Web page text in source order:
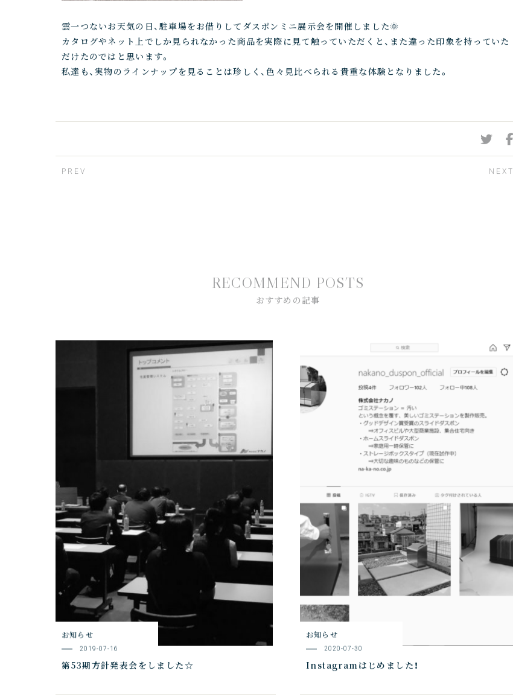
雲一つないお天気の日、駐車場をお借りしてダスポンミニ展示会を開催しました🌞
カタログやネット上でしか見られなかった商品を実際に見て触っていただくと、また違った印象を持っていた
だけたのではと思います。
私達も、実物のラインナップを見ることは珍しく、色々見比べられる貴重な体験となりました。
PREV NEXT
RECOMMEND POSTS
おすすめ の 記事
お知らせ
2019-07-16
第53期方針発表会をしました☆
お知らせ
2020-07-30
Instagramはじめました！